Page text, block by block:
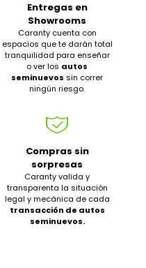
Entregas en
Showrooms
Caranty cuenta con
espacios que te darán total
tranquilidad para enseñar
o ver los autos
seminuevos sin correr
ningún riesgo.
Compras sin
sorpresas
Caranty valida y
transparenta la situación
legal y mecánica de cada
transacción de autos
seminuevos.